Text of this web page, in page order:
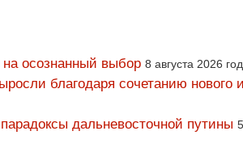
на осознанный выбор 8 августа 2026
благодаря сочетанию нового
дальневосточной путины